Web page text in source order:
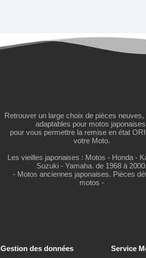
Retrouver un large choix de pièces neuves,
adaptables pour motos
pour vous permettre la remise en état
votre Moto.
Les vieilles japonaises : Motos - Honda -
Suzuki - Yamaha. de 1968 à 2000.
- Motos anciennes japonaises. Pièces
motos -
Gestion des données Service